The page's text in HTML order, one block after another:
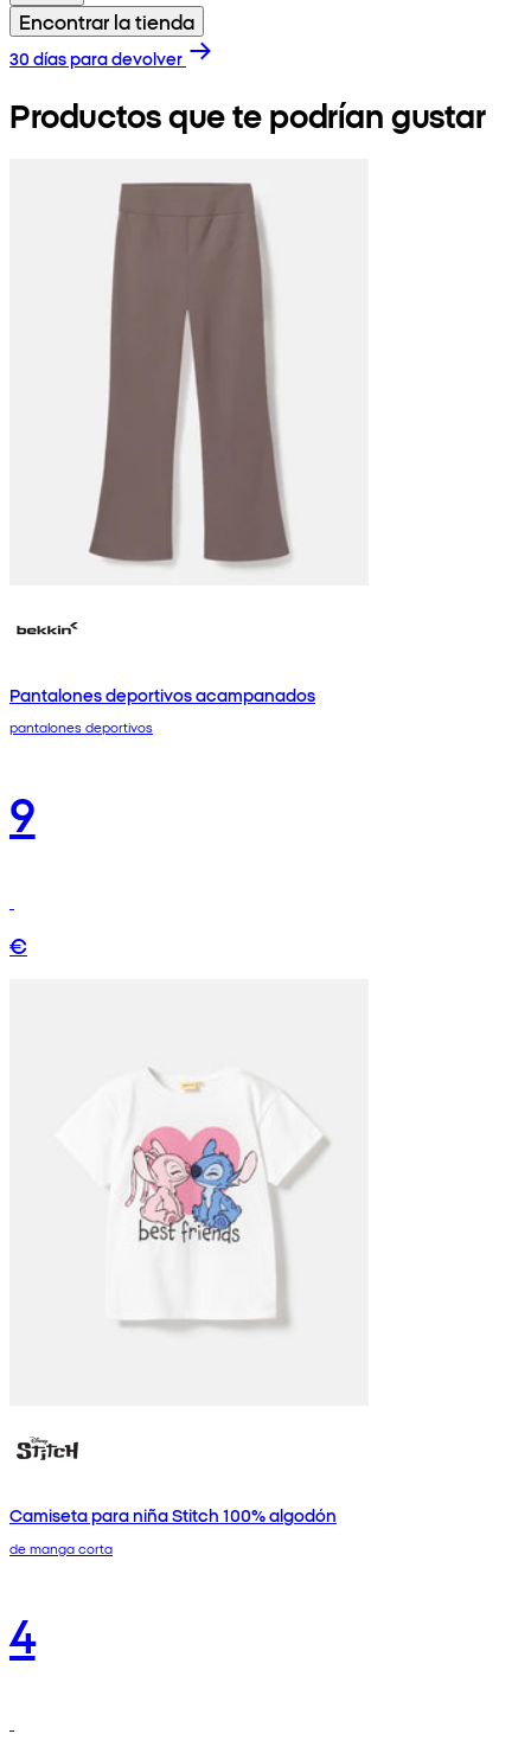
Encontrar la tienda
30 días para devolver
Productos que te podrían gustar
Pantalones deportivos acampanados
pantalones deportivos
9
€
Camiseta para niña Stitch 100% algodón
de manga corta
4